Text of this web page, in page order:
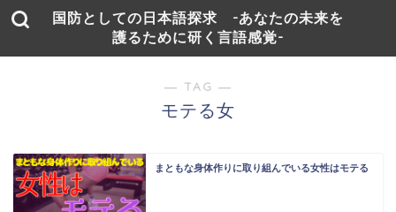
国防としての日本語探求 -あなたの未来を
護るために研く言語感覚-
― TAG ―
モテる女
まともな身体作りに取り組んでいる女性はモテる